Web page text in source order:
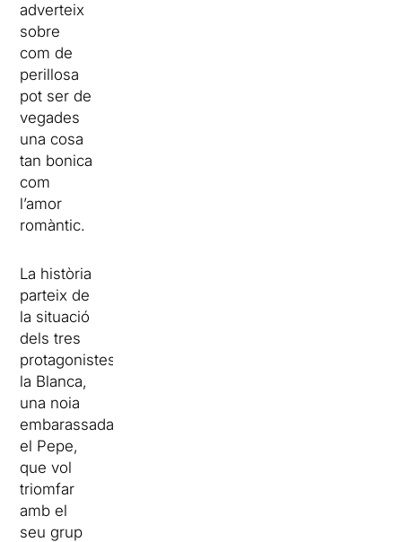
adverteix
sobre
com de
perillosa
pot ser de
vegades
una cosa
tan bonica
com
l’amor
romàntic.
La història
parteix de
la situació
dels tres
protagonistes:
la Blanca,
una noia
embarassada;
el Pepe,
que vol
triomfar
amb el
seu grup